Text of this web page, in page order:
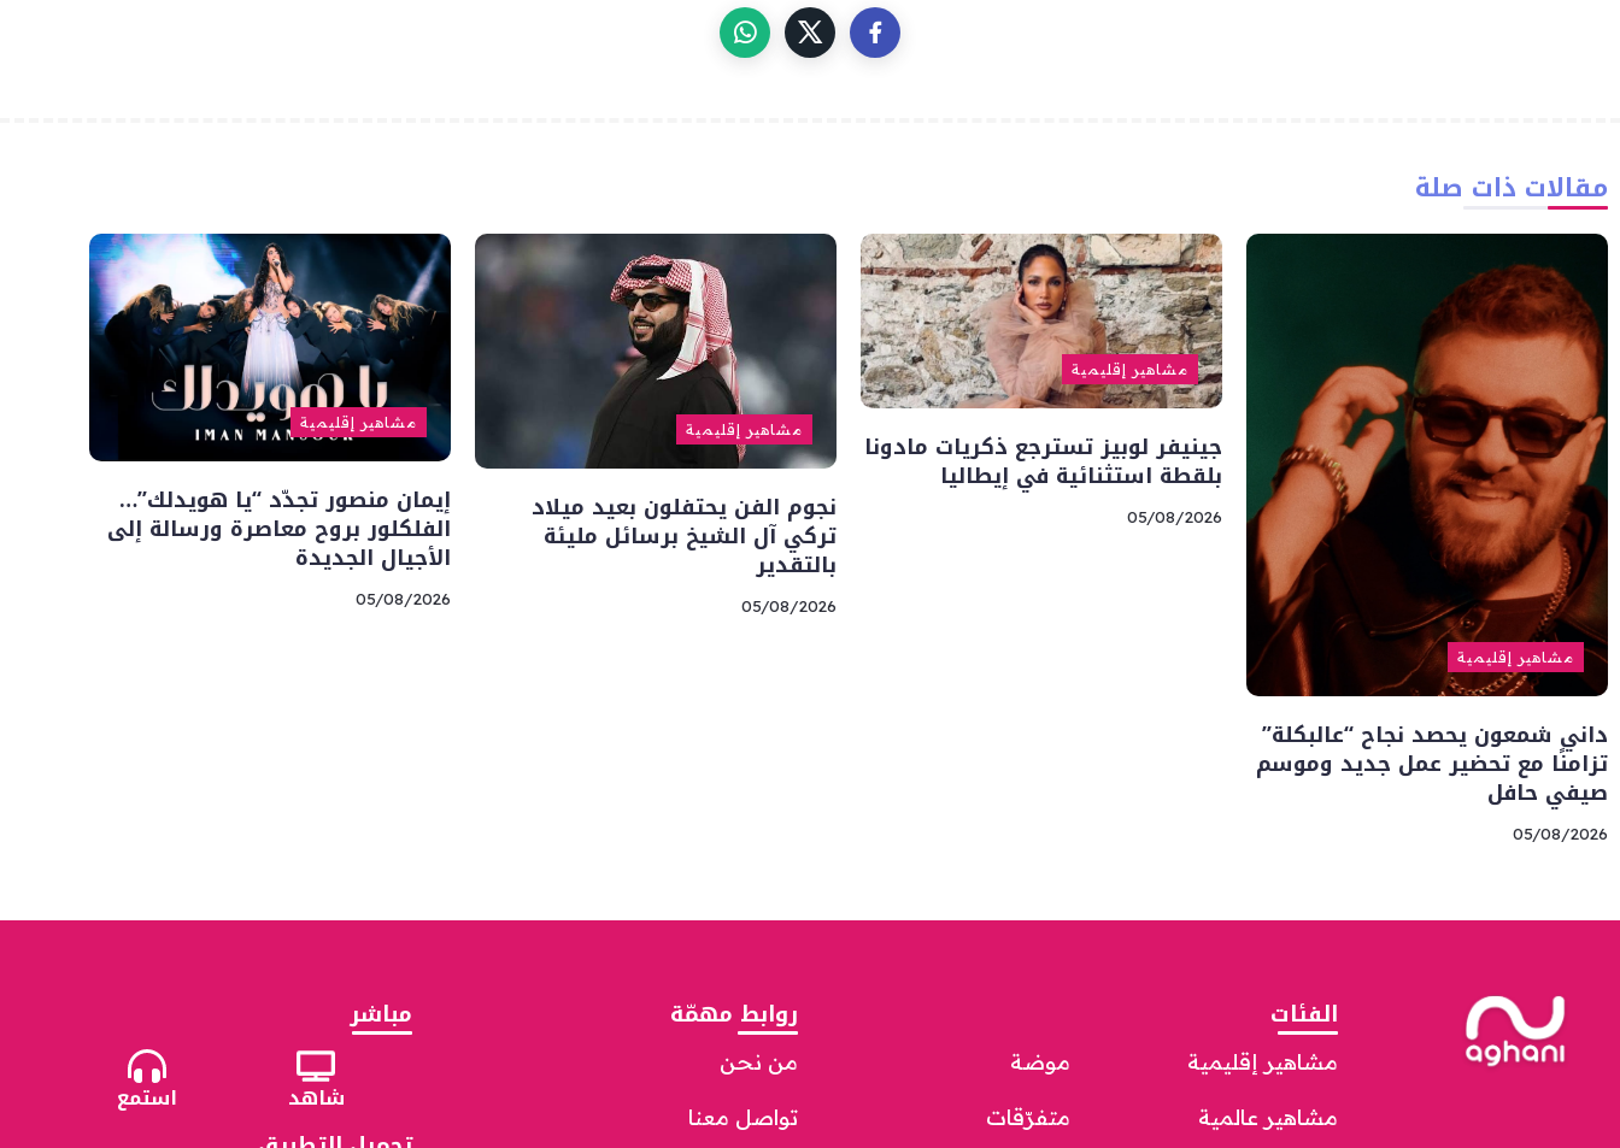
مقالات ذات صلة
مشاهير إقليمية
داني شمعون يحصد نجاح “عالبكلة”
تزامنًا مع تحضير عمل جديد وموسم
صيفي حافل
05/08/2026
مشاهير إقليمية
جينيفر لوبيز تسترجع ذكريات مادونا
بلقطة استثنائية في إيطاليا
05/08/2026
مشاهير إقليمية
نجوم الفن يحتفلون بعيد ميلاد
تركي آل الشيخ برسائل مليئة
بالتقدير
05/08/2026
مشاهير إقليمية
إيمان منصور تجدّد “يا هويدلك”…
الفلكلور بروح معاصرة ورسالة إلى
الأجيال الجديدة
05/08/2026
الفئات
مشاهير إقليمية
مشاهير عالمية
موضة
متفرّقات
روابط مهمّة
من نحن
تواصل معنا
مباشر
شاهد استمع